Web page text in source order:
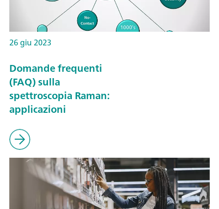
26 giu 2023
Domande frequenti
(FAQ) sulla
spettroscopia Raman:
applicazioni